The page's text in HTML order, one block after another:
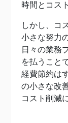
時間とコス
しかし、コ
小さな努力
日々の業務
を払うこと
経費節約は
の小さな改
コスト削減